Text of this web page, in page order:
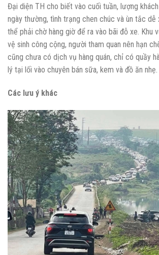
Đại diện TH cho biết vào cuối tuần, lượng
ngày thường, tình trạng chen chúc và ùn tắc dễ
thể phải chờ hàng giờ để ra vào bãi đỗ xe. Khu
vệ sinh công cộng, người tham quan nên hạn
cũng chưa có dịch vụ hàng quán, chỉ có quầy
lý tại lối vào chuyên bán sữa, kem và đồ ăn nhẹ.
Các lưu ý khác